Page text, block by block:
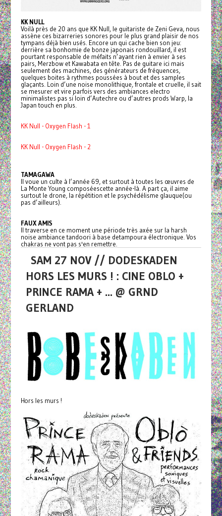
KK NULL
Voilà près de 20 ans que KK Null, le guitariste de Zeni Geva, nous
assène ces bizarreries sonores pour le plus grand plaisir de nos
tympans déjà bien usés. Encore un qui cache bien son jeu:
derrière sa bonhomie de bonze japonais rondouillard, il est
pourtant responsable de méfaits n’ayant rien à envier à ses
pairs, Merzbow et Kawabata en tête. Pas de guitare ici mais
seulement des machines, des générateurs de fréquences,
quelques boites à rythmes poussées à bout et des samples
glaçants. Loin d’une noise monolithique, frontale et cruelle, il sait
se mesurer et vire parfois vers des ambiances electro
minimalistes pas si loin d’Autechre ou d’autres prods Warp, la
Japan touch en plus.
KK Null - Oxygen Flash - 1
KK Null - Oxygen Flash - 2
TAMAGAWA
Il voue un culte à l’année 69, et surtout à toutes les œuvres de
La Monte Young composéescette année-là. A part ça, il aime
surtout le drone, la répétition et le psychédélisme glauque(ou
pas d’ailleurs).
FAUX AMIS
Il traverse en ce moment une période très axée sur la harsh
noise ambiance tandoori à base detampoura électronique. Vos
chakras ne vont pas s'en remettre.
SAM 27 NOV // DODESKADEN
HORS LES MURS ! : CINE OBLO +
PRINCE RAMA + ... @ GRND
GERLAND
Hors les murs !